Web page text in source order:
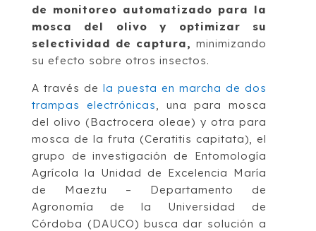
de monitoreo automatizado para la
mosca del olivo y optimizar su
selectividad de captura, minimizando
su efecto sobre otros insectos.
A través de la puesta en marcha de dos
trampas electrónicas, una para mosca
del olivo (Bactrocera oleae) y otra para
mosca de la fruta (Ceratitis capitata), el
grupo de investigación de Entomología
Agrícola la Unidad de Excelencia María
de Maeztu – Departamento de
Agronomía de la Universidad de
Córdoba (DAUCO) busca dar solución a